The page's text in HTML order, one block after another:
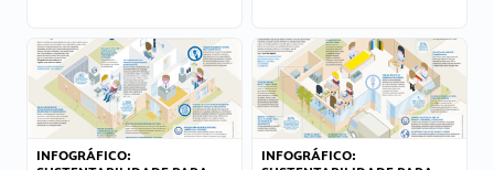
INFOGRÁFICO:
INFOGRÁFICO: